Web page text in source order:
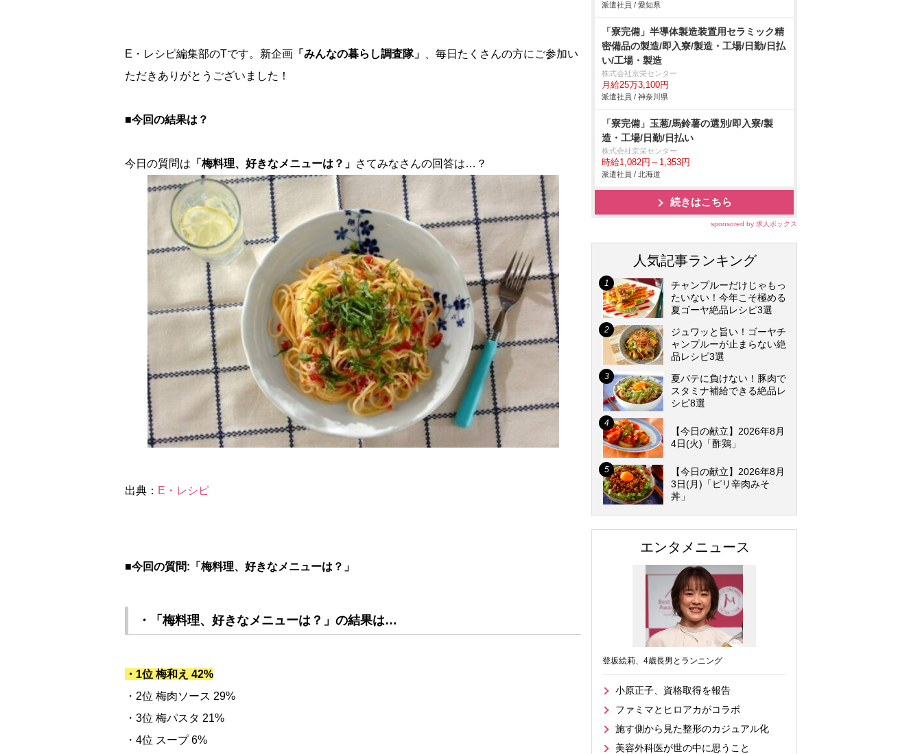
E・レシピ編集部のTです。新企画 「みんなの暮らし調査隊」
、毎日たくさんの方にご参加い
ただきありがとうございました！
■今回の結果は？
今日の質問は 「梅料理、好きなメニューは？」 さてみなさんの回答は…？
出典： E・レシピ
■今回の質問:「梅料理、好きなメニューは？」
・「梅料理、好きなメニューは？」 の結果は…
・1位 梅和え 42%
・2位 梅肉ソース 29%
・3位 梅パスタ 21%
・4位 スープ 6%
派遣社員 / 愛知県
「寮完備」半導体製造装置用セラミック精
密備品の製造/即入寮/製造・工場/日勤/日払
い/工場・製造
株式会社京栄センター
月給25万3,100円
派遣社員 / 神奈川県
「寮完備」玉葱/馬鈴薯の選別/即入寮/製
造・工場/日勤/日払い
株式会社京栄センター
時給1,082円～1,353円
派遣社員 / 北海道
続きはこちら
sponsored by 求人ボックス
人気記事ランキング
チャンプルーだけじゃもっ
たいない！今年こそ極める
夏ゴーヤ絶品レシピ3選
ジュワッと旨い！ゴーヤチ
ャンプルーが止まらない絶
品レシピ3選
夏バテに負けない！豚肉で
スタミナ補給できる絶品レ
シピ8選
【今日の献立】2026年8月
4日(火)「酢鶏」
【今日の献立】2026年8月
3日(月)「ピリ辛肉みそ
丼」
エンタメニュース
登坂絵莉、4歳長男とランニング
小原正子、資格取得を報告
ファミマとヒロアカがコラボ
施す側から見た整形のカジュアル化
美容外科医が世の中に思うこと